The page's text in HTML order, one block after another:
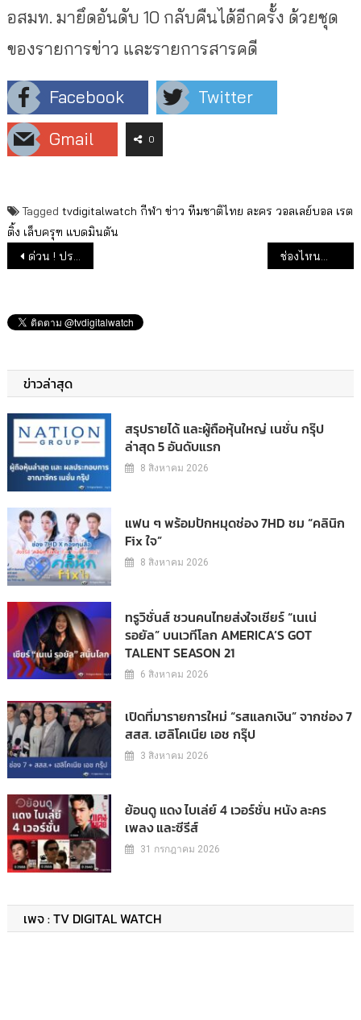
อสมท. มายึดอันดับ 10 กลับคืนได้อีกครั้ง ด้วยชุด
ของรายการข่าว และรายการสารคดี
Facebook
Twitter
Gmail
0
Tagged tvdigitalwatch กีฬา ข่าว ทีมชาติไทย ละคร วอลเลย์บอล เรต
ติ้ง เล็บครุฑ แบดมินตัน
แนะแนวเรื่อง
ด่วน ! ประกาศราชกิจจาแล้วช่วยทีวีดิจิทัล และให้ช่อง 11 มีโฆษณาได้ ช่องไหนกำไร ขาดทุนปี 2560
ข่าวล่าสุด
สรุปรายได้ และผู้ถือหุ้นใหญ่ เนชั่น กรุ๊ป
ล่าสุด 5 อันดับแรก
8 สิงหาคม 2026
แฟน ๆ พร้อมปักหมุดช่อง 7HD ชม “คลินิก
Fix ใจ”
8 สิงหาคม 2026
ทรูวิชั่นส์ ชวนคนไทยส่งใจเชียร์ “เนเน่
รอยัล” บนเวทีโลก AMERICA’S GOT
TALENT SEASON 21
6 สิงหาคม 2026
เปิดที่มารายการใหม่ “รสแลกเงิน” จากช่อง 7
สสส. เฮลิโคเนีย เอช กรุ๊ป
3 สิงหาคม 2026
ย้อนดู แดง ไบเล่ย์ 4 เวอร์ชั่น หนัง ละคร
เพลง และซีรีส์
31 กรกฎาคม 2026
เพจ : TV DIGITAL WATCH